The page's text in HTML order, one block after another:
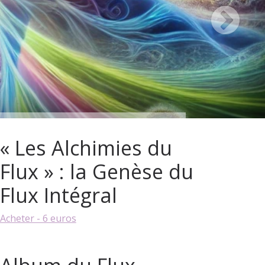
« Les Alchimies du
Flux » : la Genèse du
Flux Intégral
Acheter - 6 euros